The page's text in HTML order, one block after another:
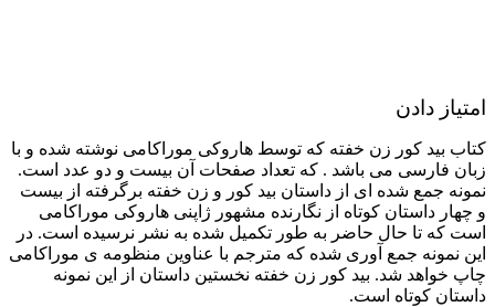
امتیاز دادن
کتاب بید کور زن خفته که توسط هاروکی موراکامی نوشته شده و با
زبان فارسی می باشد . که تعداد صفحات آن بیست و دو عدد است.
نمونه جمع شده ای از داستان بید کور و زن خفته برگرفته از بیست
و چهار داستان کوتاه از نگارنده مشهور ژاپنی هاروکی موراکامی
است که تا حال حاضر به طور تکمیل شده به نشر نرسیده است. در
این نمونه جمع آوری شده که مترجم با عناوین منظومه ی موراکامی
چاپ خواهد شد. بید کور زن خفته نخستین داستان از این نمونه
داستان کوتاه است.